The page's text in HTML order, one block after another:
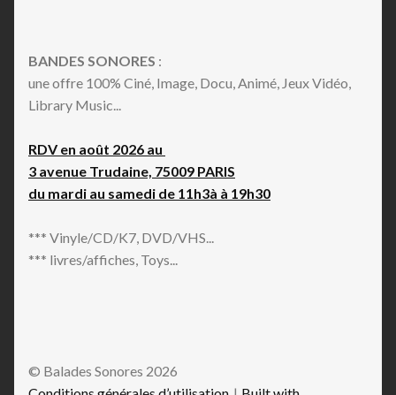
BANDES SONORES :
une offre 100% Ciné, Image, Docu, Animé, Jeux Vidéo,
Library Music...
RDV en août 2026 au
3 avenue Trudaine, 75009 PARIS
du mardi au samedi de 11h3à à 19h30
*** Vinyle/CD/K7, DVD/VHS...
*** livres/affiches, Toys...
© Balades Sonores 2026